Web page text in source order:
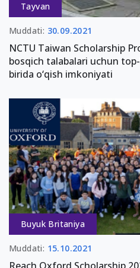
Tayvan
Muddati: 30.09.2021
NCTU Taiwan Scholarship
bosqich talabalari uchun
birida o‘qish imkoniyati
Buyuk Britaniya
Muddati: 15.10.2021
Reach Oxford Scholarship